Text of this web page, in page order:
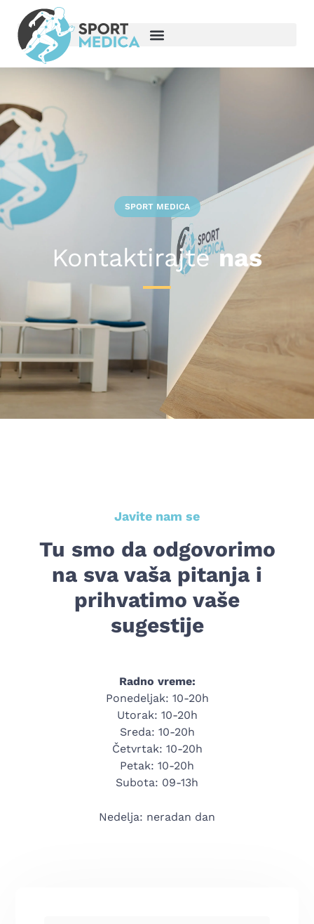
SPORT MEDICA
Kontaktirajtenas
Javite nam se
Tu smo da odgovorimo
na sva vaša pitanja i
prihvatimo vaše
sugestije
Radno vreme:
Ponedeljak: 10-20h
Utorak: 10-20h
Sreda: 10-20h
Četvrtak: 10-20h
Petak: 10-20h
Subota: 09-13h
Nedelja: neradan dan